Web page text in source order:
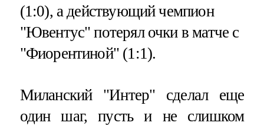
(1:0), а действующий чемпион
"Ювентус" потерял очки в матче с
"Фиорентиной" (1:1).
Миланский "Интер" сделал еще
один шаг, пусть и не слишком